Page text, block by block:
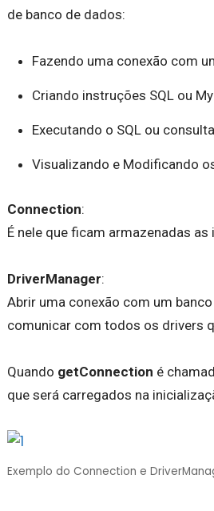
de banco de dados:
Fazendo uma conexão com
Criando instruções SQL ou
Executando o SQL ou
Visualizando e Modificando
Connection:
É nele que ficam armazenadas
DriverManager:
Abrir uma conexão com um
comunicar com todos os drivers
Quando getConnection é
que será carregados na
Exemplo do Connection e